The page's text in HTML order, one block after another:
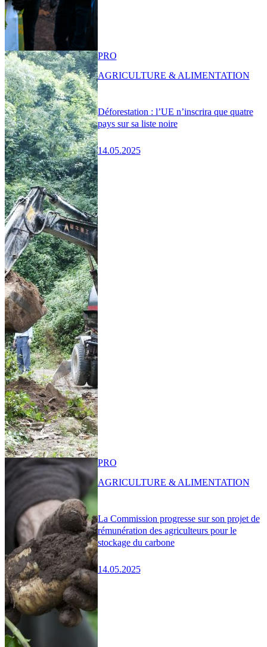
Déforestation : l’UE n’inscrira que quatre
pays sur sa liste noire
14.05.2025
PRO
AGRICULTURE & ALIMENTATION
La Commission progresse sur son projet de
rémunération des agriculteurs pour le
stockage du carbone
14.05.2025
PRO
AGRICULTURE & ALIMENTATION